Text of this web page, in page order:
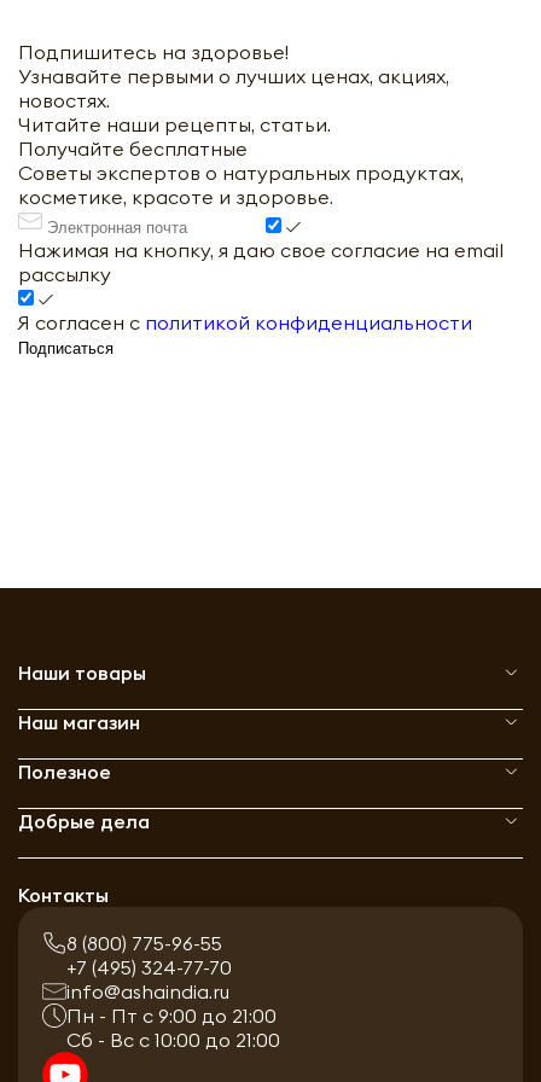
Подпишитесь на здоровье!
Узнавайте первыми о лучших ценах, акциях,
новостях.
Читайте наши рецепты, статьи.
Получайте бесплатные
Советы экспертов о натуральных продуктах,
косметике, красоте и здоровье.
Нажимая на кнопку, я даю свое согласие на email
рассылку
Я согласен с политикой конфиденциальности
Подписаться
Наши товары
Наш магазин
Полезное
Добрые дела
Контакты
8 (800) 775-96-55
+7 (495) 324-77-70
info@ashaindia.ru
Пн - Пт с 9:00 до 21:00
Сб - Вс с 10:00 до 21:00